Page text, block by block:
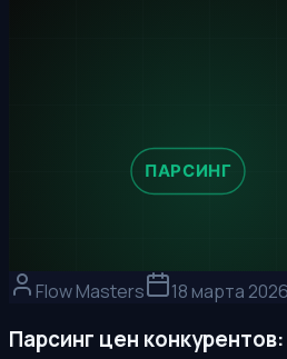
Flow Masters 18 марта
Парсинг цен